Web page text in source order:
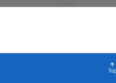
Top